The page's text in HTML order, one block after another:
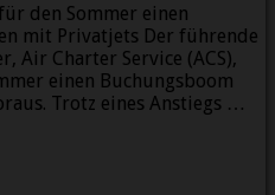
den Sommer einen
mit Privatjets Der führende
Air Charter Service (ACS),
einen Buchungsboom
Trotz eines Anstiegs …